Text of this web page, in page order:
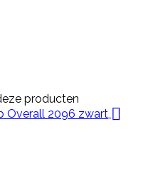
producten
